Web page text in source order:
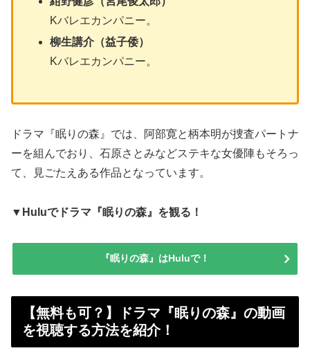
Kバレエカンパニー。
柳生講介（益子倭）
Kバレエカンパニー。
ドラマ『眠りの森』では、阿部寛と柄本明が捜査パートナ
ーを組んでおり、石原さとみなどステキな女優陣もそろっ
て、見ごたえある作品となっています。
▼Huluでドラマ『眠りの森』を観る！
『眠りの森』はHuluで！
【無料も可？】ドラマ『眠りの森』の動画
を視聴する方法を紹介！